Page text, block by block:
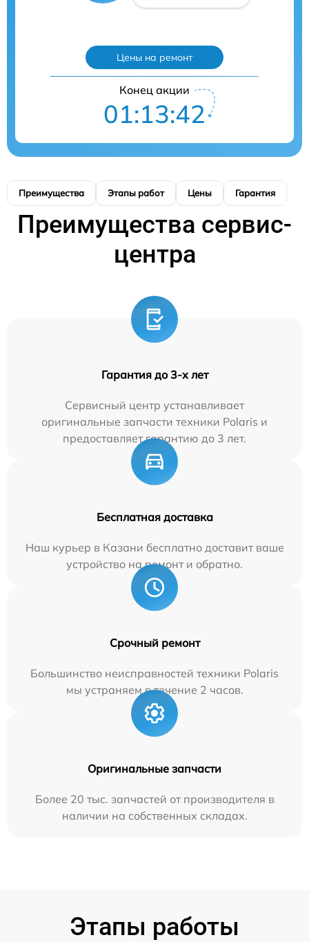
Цены на ремонт
Конец акции
01:13:40
Преимущества Этапы работ Цены Гарантия
Преимущества сервис-
центра
Гарантия до 3-х лет
Сервисный центр устанавливает
оригинальные запчасти техники Polaris и
предоставляет гарантию до 3 лет.
Бесплатная доставка
Наш курьер в Казани бесплатно доставит ваше
устройство на ремонт и обратно.
Срочный ремонт
Большинство неисправностей техники Polaris
мы устраняем в течение 2 часов.
Оригинальные запчасти
Более 20 тыс. запчастей от производителя в
наличии на собственных складах.
Этапы работы